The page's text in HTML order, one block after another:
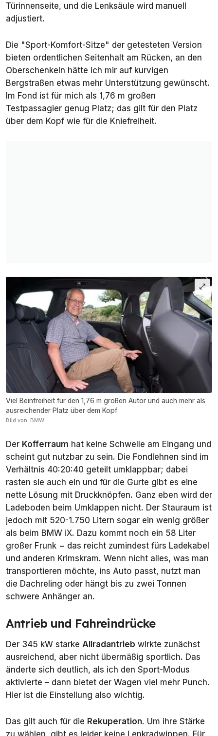
Türinnenseite, und die Lenksäule wird manuell
adjustiert.
Die "Sport-Komfort-Sitze" der getesteten Version
bieten ordentlichen Seitenhalt am Rücken, an den
Oberschenkeln hätte ich mir auf kurvigen
Bergstraßen etwas mehr Unterstützung gewünscht.
Im Fond ist für mich als 1,76 m großen
Testpassagier genug Platz; das gilt für den Platz
über dem Kopf wie für die Kniefreiheit.
Viel Beinfreiheit für den 1,76 m großen Autor und auch mehr als
ausreichender Platz über dem Kopf
Bild von: BMW
Der Kofferraum hat keine Schwelle am Eingang und
scheint gut nutzbar zu sein. Die Fondlehnen sind im
Verhältnis 40:20:40 geteilt umklappbar; dabei
rasten sie auch ein und für die Gurte gibt es eine
nette Lösung mit Druckknöpfen. Ganz eben wird der
Ladeboden beim Umklappen nicht. Der Stauraum ist
jedoch mit 520-1.750 Litern sogar ein wenig größer
als beim BMW iX. Dazu kommt noch ein 58 Liter
großer Frunk − das reicht zumindest fürs Ladekabel
und anderen Krimskram. Wenn nicht alles, was man
transportieren möchte, ins Auto passt, nutzt man
die Dachreling oder hängt bis zu zwei Tonnen
schwere Anhänger an.
Antrieb und Fahreindrücke
Der 345 kW starke Allradantrieb wirkte zunächst
ausreichend, aber nicht übermäßig sportlich. Das
änderte sich deutlich, als ich den Sport-Modus
aktivierte – dann bietet der Wagen viel mehr Punch.
Hier ist die Einstellung also wichtig.
Das gilt auch für die Rekuperation. Um ihre Stärke
zu wählen, gibt es leider keine Lenkradwippen. Für